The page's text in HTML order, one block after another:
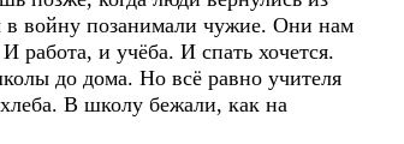
в войну позанимали чужие. Они нам
работа, и учёба. И спать хочется.
до дома. Но всё равно учителя
В школу бежали, как на